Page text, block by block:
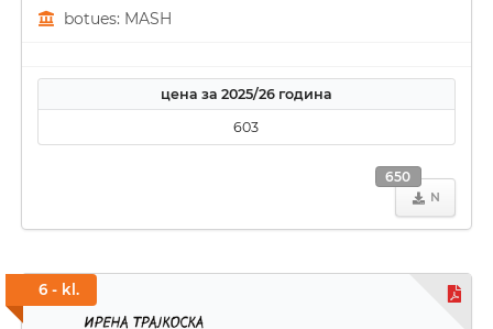
botues: MASH
цена за 2025/26 година
603
N
650
6 - kl.